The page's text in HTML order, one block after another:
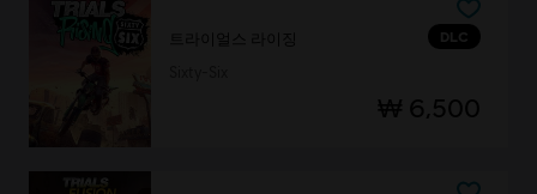
DLC
트라이얼스 라이징
₩ 6,500